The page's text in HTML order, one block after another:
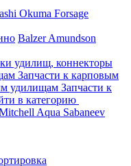
Okuma Forsage
BalzerAmundson
удилищ, коннекторы
Запчасти к карповым
удилищам Запчасти к
в категорию
Aqua Sabaneev